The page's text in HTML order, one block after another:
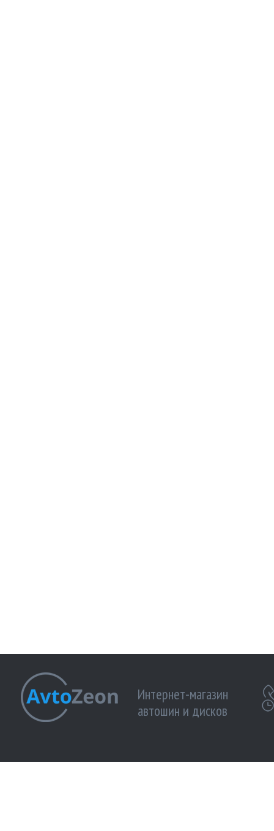
Интернет-магазин
автошин и дисков